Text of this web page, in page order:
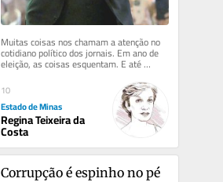
Muitas coisas nos chamam a atenção no
cotidiano político dos jornais. Em ano de
eleição, as coisas esquentam. E até
passam do limite do...
10
Estado de Minas
Regina Teixeira da
Costa
Corrupção é espinho no pé